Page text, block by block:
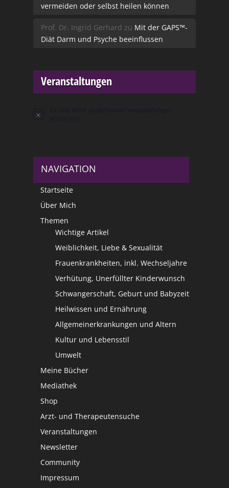
vermeiden oder selbst heilen können
Prof. Dr. Ingrid Gerhard zu Mit der GAPS™-
Diät Darm und Psyche beeinflussen
Veranstaltungen
Hinweis
NAVIGATION
Startseite
Über Mich
Themen
Wichtige Artikel
Weiblichkeit, Liebe & Sexualität
Frauenkrankheiten, inkl. Wechseljahre
Verhütung, Unerfüllter Kinderwunsch
Schwangerschaft, Geburt und Babyzeit
Heilwissen und Ernährung
Allgemeinerkrankungen und Altern
Kultur und Lebensstil
Umwelt
Meine Bücher
Mediathek
Shop
Arzt- und Therapeutensuche
Veranstaltungen
Newsletter
Community
Impressum